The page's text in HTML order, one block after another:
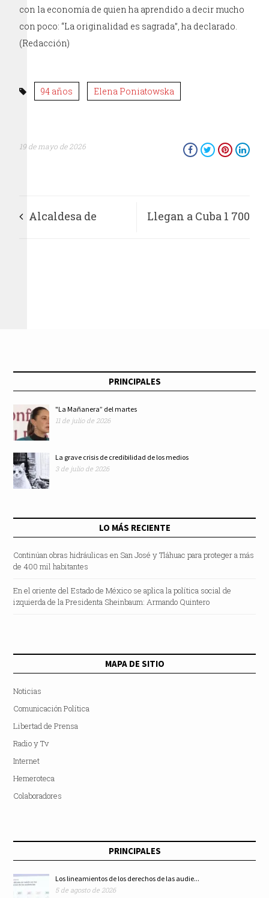
con la economía de quien ha aprendido a decir mucho
con poco: “La originalidad es sagrada”, ha declarado.
(Redacción)
94 años Elena Poniatowska
19 de mayo de 2026
Alcaldesa de Llegan a Cuba 1 700
PRINCIPALES
"La Mañanera” del martes
11 de julio de 2026
La grave crisis de credibilidad de los medios
3 de julio de 2026
LO MÁS RECIENTE
Continúan obras hidráulicas en San José y Tláhuac para proteger a más
de 400 mil habitantes
En el oriente del Estado de México se aplica la política social de
izquierda de la Presidenta Sheinbaum: Armando Quintero
MAPA DE SITIO
Noticias
Comunicación Política
Libertad de Prensa
Radio y Tv
Internet
Hemeroteca
Colaboradores
PRINCIPALES
Los lineamientos de los derechos de las audie...
5 de agosto de 2026